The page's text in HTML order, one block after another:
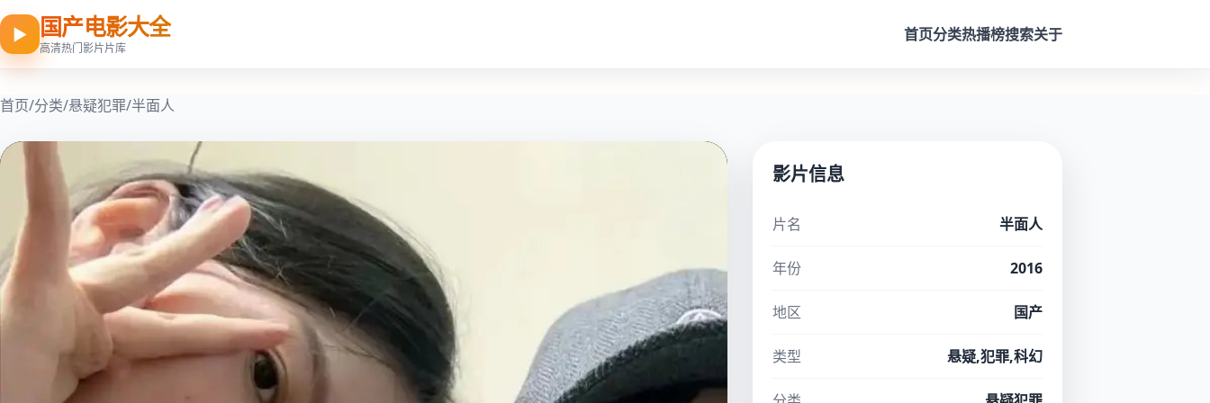
▶ 国产电影大全
高清热门影片片库
首页分类热播榜搜索关于
首页/分类/悬疑犯罪/半面人
影片信息
片名 半面人
年份 2016
地区 国产
类型 悬疑,犯罪,科幻